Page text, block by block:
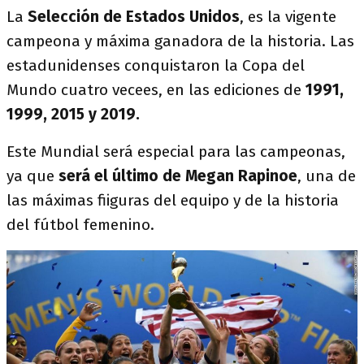
La Selección de Estados Unidos, es la vigente
campeona y máxima ganadora de la historia. Las
estadunidenses conquistaron la Copa del
Mundo cuatro vecees, en las ediciones de 1991,
1999, 2015 y 2019.
Este Mundial será especial para las campeonas,
ya que será el último de Megan Rapinoe, una de
las máximas fiiguras del equipo y de la historia
del fútbol femenino.